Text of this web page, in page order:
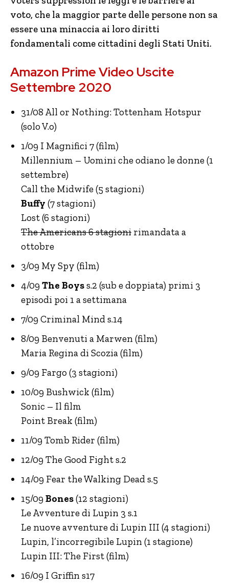
voto, che la maggior parte delle persone non sa
essere una minaccia ai loro diritti
fondamentali come cittadini degli Stati Uniti.
Amazon Prime Video Uscite
Settembre 2020
31/08 All or Nothing: Tottenham Hotspur
(solo V.o)
1/09 I Magnifici 7 (film)
Millennium – Uomini che odiano le donne (1
settembre)
Call the Midwife (5 stagioni)
Buffy (7 stagioni)
Lost (6 stagioni)
The Americans 6 stagioni rimandata a
ottobre
3/09 My Spy (film)
4/09 The Boyss.2 (sub e doppiata) primi 3
episodi poi 1 a settimana
7/09 Criminal Mind s.14
8/09 Benvenuti a Marwen (film)
Maria Regina di Scozia (film)
9/09 Fargo (3 stagioni)
10/09 Bushwick (film)
Sonic – Il film
Point Break (film)
11/09 Tomb Rider (film)
12/09 The Good Fight s.2
14/09 Fear the Walking Dead s.5
15/09 Bones(12 stagioni)
Le Avventure di Lupin 3 s.1
Le nuove avventure di Lupin III (4 stagioni)
Lupin, l’incorregibile Lupin (1 stagione)
Lupin III: The First (film)
16/09 I Griffin s17